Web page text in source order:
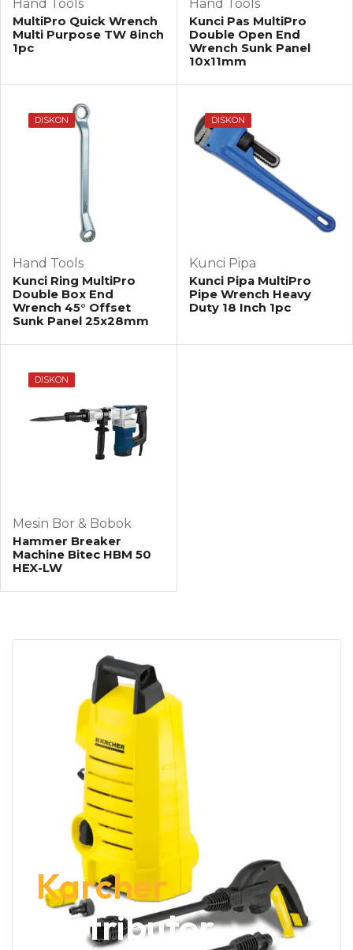
Hand Tools
MultiPro Quick Wrench
Multi Purpose TW 8inch
1pc
Hand Tools
Kunci Pas MultiPro
Double Open End
Wrench Sunk Panel
10x11mm
DISKON
Hand Tools
Kunci Ring MultiPro
Double Box End
Wrench 45° Offset
Sunk Panel 25x28mm
DISKON
Kunci Pipa
Kunci Pipa MultiPro
Pipe Wrench Heavy
Duty 18 Inch 1pc
DISKON
Mesin Bor & Bobok
Hammer Breaker
Machine Bitec HBM 50
HEX-LW
Karcher
Distributor